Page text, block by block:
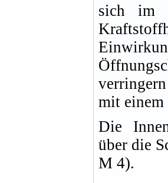
sich im
mit einem
Die
über die
M 4).